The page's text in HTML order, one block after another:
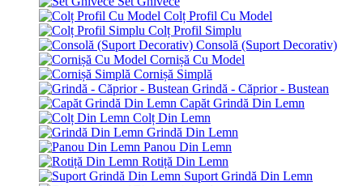
Colț Profil Cu Model
Colț Profil Simplu
Consolă (Suport Decorativ)
Cornișă Cu Model
Cornișă Simplă
Grindă - Căprior - Bustean
Capăt Grindă Din Lemn
Colț Din Lemn
Grindă Din Lemn
Panou Din Lemn
Rotiță Din Lemn
Suport Grindă Din Lemn